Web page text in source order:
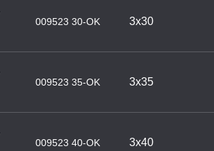
009523 30-OK 3х30
009523 35-OK 3х35
009523 40-OK 3х40